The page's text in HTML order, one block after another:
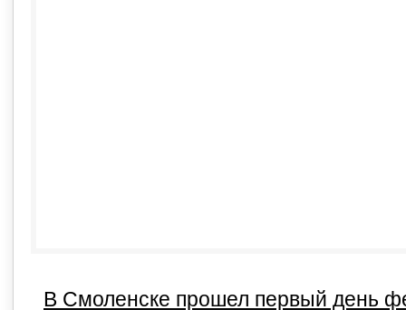
В Смоленске прошел первый день